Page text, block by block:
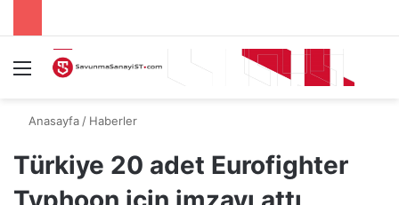
Menü
Anasayfa / Haberler
Türkiye 20 adet Eurofighter